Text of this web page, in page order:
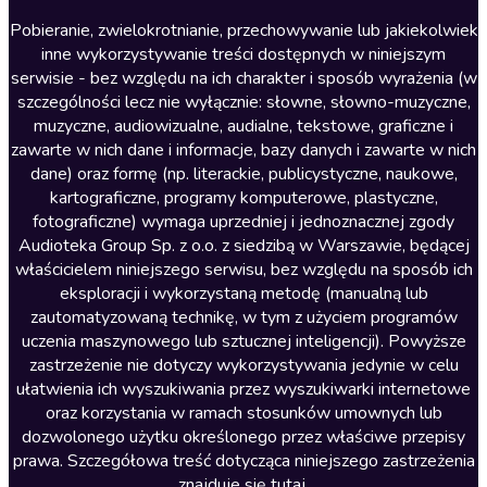
Literatura anglojęzyczna
Literatura faktu
Literatura obyczajowa
Literatura piękna obca
Literatura piękna polska
Nagrania relaksacyjne
Nauka języków
Nauki humanistyczne
Podcasty i audycje
Polityka
Prasa
Religia
Romans
Pobieranie, zwielokrotnianie, przechowywanie lub jakiekolwiek
inne wykorzystywanie treści dostępnych w niniejszym
serwisie - bez względu na ich charakter i sposób wyrażenia (w
szczególności lecz nie wyłącznie: słowne, słowno-muzyczne,
muzyczne, audiowizualne, audialne, tekstowe, graficzne i
zawarte w nich dane i informacje, bazy danych i zawarte w nich
dane) oraz formę (np. literackie, publicystyczne, naukowe,
kartograficzne, programy komputerowe, plastyczne,
fotograficzne) wymaga uprzedniej i jednoznacznej zgody
Audioteka Group Sp. z o.o. z siedzibą w Warszawie, będącej
właścicielem niniejszego serwisu, bez względu na sposób ich
eksploracji i wykorzystaną metodę (manualną lub
zautomatyzowaną technikę, w tym z użyciem programów
uczenia maszynowego lub sztucznej inteligencji). Powyższe
zastrzeżenie nie dotyczy wykorzystywania jedynie w celu
ułatwienia ich wyszukiwania przez wyszukiwarki internetowe
oraz korzystania w ramach stosunków umownych lub
dozwolonego użytku określonego przez właściwe przepisy
prawa. Szczegółowa treść dotycząca niniejszego zastrzeżenia